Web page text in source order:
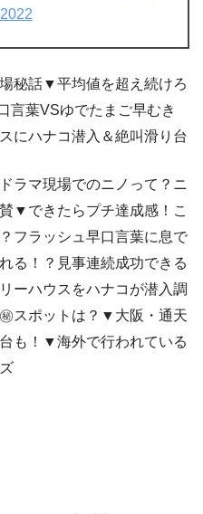
2022
秘話▼平均値を超え続けろ
言葉VSゆでたまご早むき
にハナコ潜入＆絶叫滑り台
ラマ現場でのニノって？ニ
▼できたらプチ達成感！こ
フラッシュ早口言葉に息で
る！？見事連続成功できる
ーハウスをハナコが潜入調
スポットは？▼大阪・通天
も！▼海外で行われている